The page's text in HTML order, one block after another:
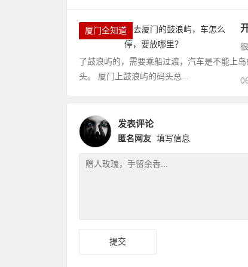
厦门全知道
了鼓浪屿的，需要乘船过渡，汽车是不能上
头。 厦门上鼓浪屿的码头总...
发表评论
匿名网友 填写信息